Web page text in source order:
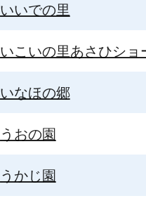
いいでの里
いこいの里あさひショ
いなほの郷
うおの園
うかじ園